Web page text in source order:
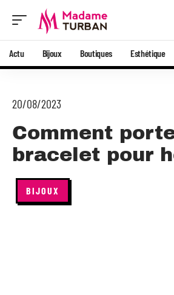
Actu Bijoux Boutiques Esthétique
20/08/2023
Comment
bracelet pour
BIJOUX